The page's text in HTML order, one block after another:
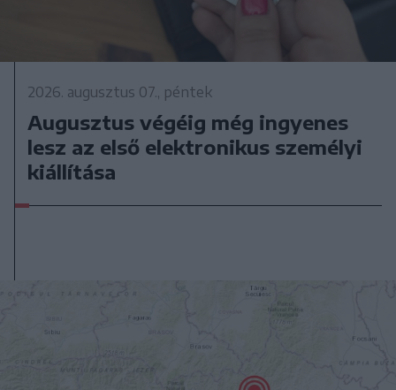
2026. augusztus 07., péntek
Augusztus végéig még ingyenes
lesz az első elektronikus személyi
kiállítása